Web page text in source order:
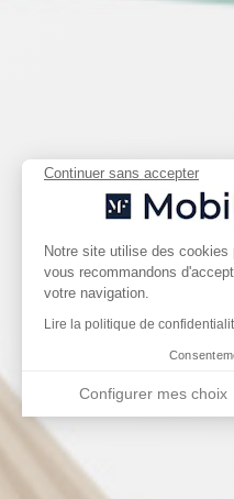
Continuer sans accepter
Plateforme de
Notre site utilise des cookies
vous recommandons
votre navigation.
Lire la politique de
Configurer mes choix